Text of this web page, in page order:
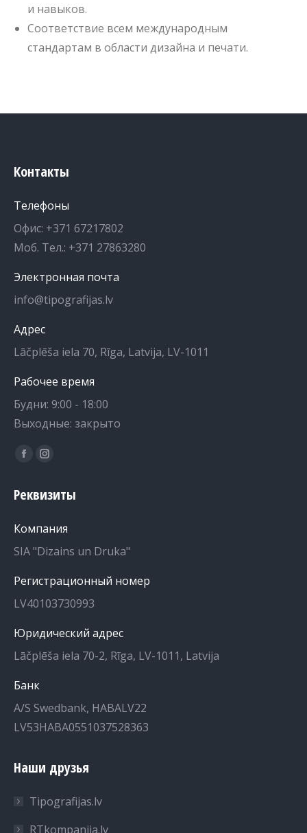
и навыков.
Соответствие всем международным
стандартам в области дизайна и печати.
Контакты
Телефоны
Офис: +371 67217802
Моб. Тел.: +371 27863280
Электронная почта
info@tipografijas.lv
Адрес
Lāčplēša iela 70, Rīga, Latvija, LV-1011
Рабочее время
Будни: 9:00 - 18:00
Выходные: закрыто
Найдите нас на:
Страница
Facebook
в
новом
Страница
Instagram
в
новом
Реквизиты
Компания
SIA "Dizains un Druka"
Регистрационный номер
LV40103730993
Юридический адрес
Lāčplēša iela 70-2, Rīga, LV-1011, Latvija
Банк
A/S Swedbank, HABALV22
LV53HABA0551037528363
Наши друзья
Tipografijas.lv
RTkompanija.lv